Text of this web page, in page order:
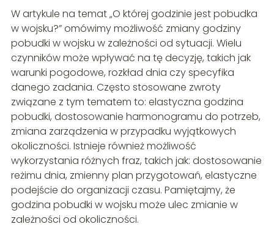
W artykule na temat „O której godzinie jest pobudka
w wojsku?” omówimy możliwość zmiany godziny
pobudki w wojsku w zależności od sytuacji. Wielu
czynników może wpływać na tę decyzję, takich jak
warunki pogodowe, rozkład dnia czy specyfika
danego zadania. Często stosowane zwroty
związane z tym tematem to: elastyczna godzina
pobudki, dostosowanie harmonogramu do potrzeb,
zmiana zarządzenia w przypadku wyjątkowych
okoliczności. Istnieje również możliwość
wykorzystania różnych fraz, takich jak: dostosowanie
reżimu dnia, zmienny plan przygotowań, elastyczne
podejście do organizacji czasu. Pamiętajmy, że
godzina pobudki w wojsku może ulec zmianie w
zależności od okoliczności.